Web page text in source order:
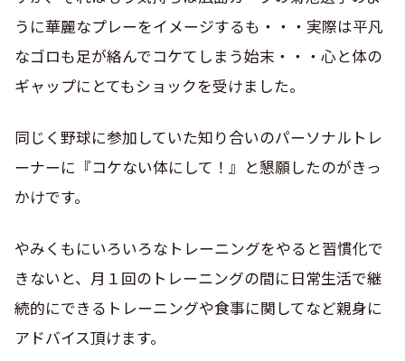
うに華麗なプレーをイメージするも・・・実際は平凡
なゴロも足が絡んでコケてしまう始末・・・心と体の
ギャップにとてもショックを受けました。
同じく野球に参加していた知り合いのパーソナルトレ
ーナーに『コケない体にして！』と懇願したのがきっ
かけです。
やみくもにいろいろなトレーニングをやると習慣化で
きないと、月１回のトレーニングの間に日常生活で継
続的にできるトレーニングや食事に関してなど親身に
アドバイス頂けます。